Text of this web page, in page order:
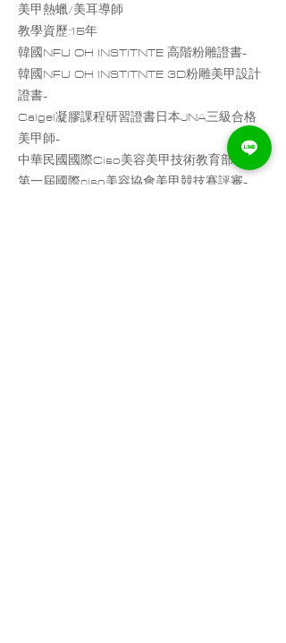
美甲熱蠟/美耳導師
​​教學資歷:15年
韓國NFU OH INSTITNTE 高階粉雕證書-
韓國NFU OH INSTITNTE 3D粉雕美甲設計
證書-
Calgel凝膠課程研習證書日本JNA三級合格
美甲師-
中華民國國際Ciso美容美甲技術教育部理事-
第一屆國際ciso美容協會美甲競技賽評審-